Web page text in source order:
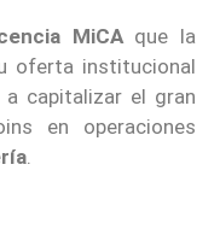
MiCA que la
oferta institucional
capitalizar el gran
en operaciones
.